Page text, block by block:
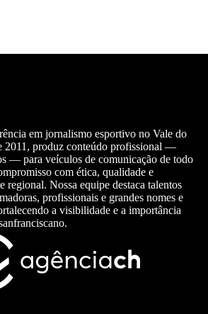
em jornalismo esportivo no Vale do
2011, produz conteúdo profissional —
— para veículos de comunicação de todo
com ética, qualidade e
regional. Nossa equipe destaca talentos
profissionais e grandes nomes e
a visibilidade e a importância